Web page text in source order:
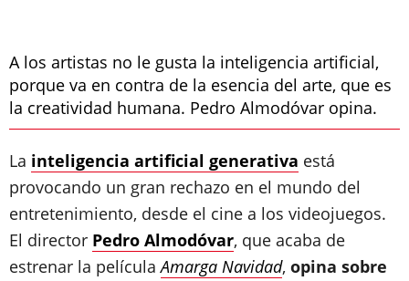
A los artistas no le gusta la inteligencia artificial,
porque va en contra de la esencia del arte, que es
la creatividad humana. Pedro Almodóvar opina.
La inteligencia artificial generativa está
provocando un gran rechazo en el mundo del
entretenimiento, desde el cine a los videojuegos.
El director Pedro Almodóvar, que acaba de
estrenar la películaAmarga Navidad, opina sobre